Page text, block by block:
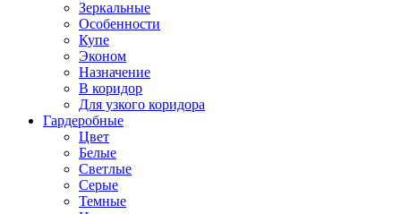
Зеркальные
Особенности
Купе
Эконом
Назначение
В коридор
Для узкого коридора
Гардеробные
Цвет
Белые
Светлые
Серые
Темные